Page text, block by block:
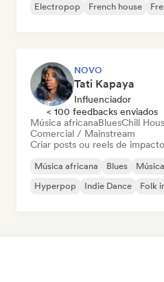
Electropop
French house
NOVO
Tati Kapaya
Influenciador
< 100 feedbacks enviados
Música africanaBluesChill
Comercial / Mainstream
Criar posts ou reels de
Música africana Blues
Hyperpop
Indie Dance Folk